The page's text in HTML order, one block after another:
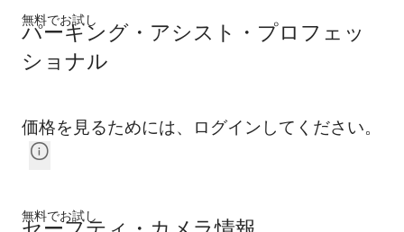
無料でお試し
パーキング・アシスト・プロフェッ
ショナル
価格を見るためには、ログインしてください。
無料でお試し